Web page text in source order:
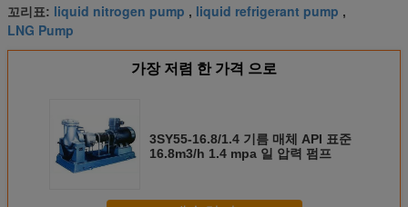
꼬리표: liquid nitrogen pump , liquid refrigerant pump ,
LNG Pump
가장 저렴 한 가격 으로
3SY55-16.8/1.4 기름 매체 API 표준
16.8m3/h 1.4 mpa 일 압력 펌프